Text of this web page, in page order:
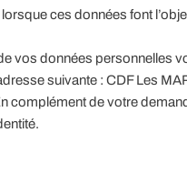
ces données font
vos données personnelles
suivante : CDF Les
complément de votre